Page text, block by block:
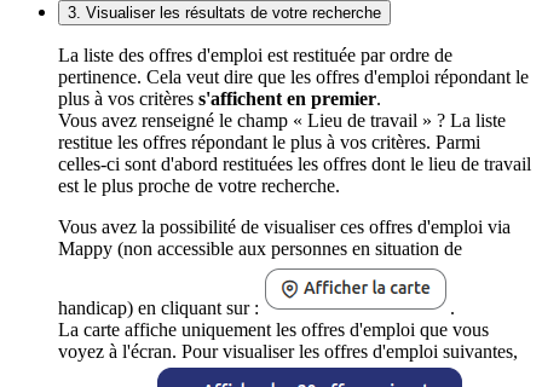
3. Visualiser les résultats de votre recherche
La liste des offres d'emploi est restituée par ordre de
pertinence. Cela veut dire que les offres d'emploi répondant le
plus à vos critères s'affichent en premier.
Vous avez renseigné le champ « Lieu de travail » ? La liste
restitue les offres répondant le plus à vos critères. Parmi
celles-ci sont d'abord restituées les offres dont le lieu de travail
est le plus proche de votre recherche.
Vous avez la possibilité de visualiser ces offres d'emploi via
Mappy (non accessible aux personnes en situation de
handicap) en cliquant sur :
.
La carte affiche uniquement les offres d'emploi que vous
voyez à l'écran. Pour visualiser les offres d'emploi suivantes,